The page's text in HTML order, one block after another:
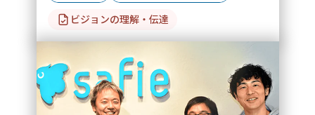
ビジョンの理解・伝達